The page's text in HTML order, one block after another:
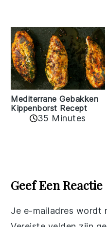
Mediterrane Gebakken
Kippenborst Recept
35 Minutes
Interactions
Geef Een Reactie
Je e-mailadres wordt